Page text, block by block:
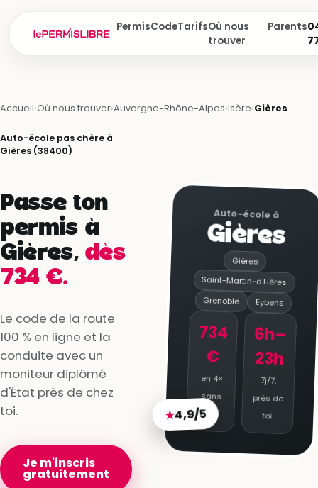
PermisCodeTarifsOù nous
trouver
Parents
Accueil›Où nous trouver›Auvergne-Rhône-Alpes›Isère›Gières
Auto-école pas chère à
Gières (38400)
Passe ton
permis à
Gières, dès
734 €.
Le code de la route
100 % en ligne et la
conduite avec un
moniteur diplômé
d'État près de chez
toi.
Je m'inscris
gratuitement
Auto-école à
Gières
Gières
Saint-Martin-d'Hères
Grenoble Eybens
734
€
en 4×
sans
frais
6h–
23h
7j/7,
près de
toi
★4,9/5